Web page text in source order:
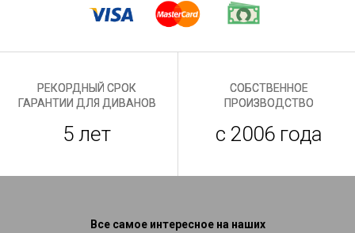
РЕКОРДНЫЙ СРОК
ГАРАНТИИ ДЛЯ ДИВАНОВ
5 лет
СОБСТВЕННОЕ
ПРОИЗВОДСТВО
с 2006 года
Все самое интересное на наших